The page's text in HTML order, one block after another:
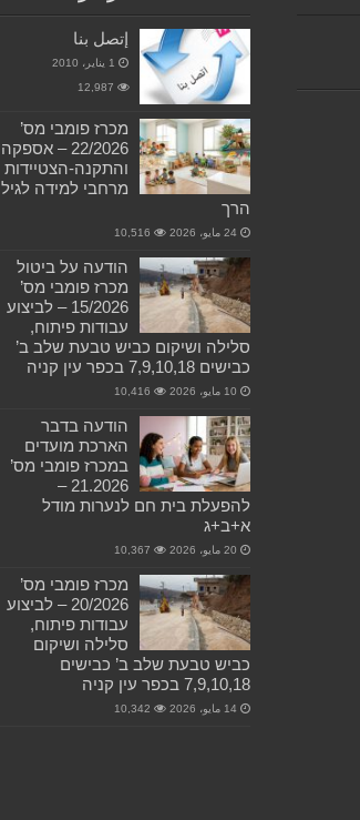
إتصل بنا
1 يناير، 2010
12,987
מכרז פומבי מס’
22/2026 – אספקה
והתקנה-הצטיידות
מרחבי למידה לגיל
הרך
24 مايو، 2026 10,516
הודעה על ביטול
מכרז פומבי מס’
15/2026 – לביצוע
עבודות פיתוח,
סלילה ושיקום כביש טבעת שלב ב’
כבישים 7,9,10,18 בכפר עין קניה
10 مايو، 2026 10,416
הודעה בדבר
הארכת מועדים
במכרז פומבי מס’
21.2026 –
להפעלת בית חם לנערות מודל
א+ב+ג
20 مايو، 2026 10,367
מכרז פומבי מס’
20/2026 – לביצוע
עבודות פיתוח,
סלילה ושיקום
כביש טבעת שלב ב’ כבישים
7,9,10,18 בכפר עין קניה
14 مايو، 2026 10,342